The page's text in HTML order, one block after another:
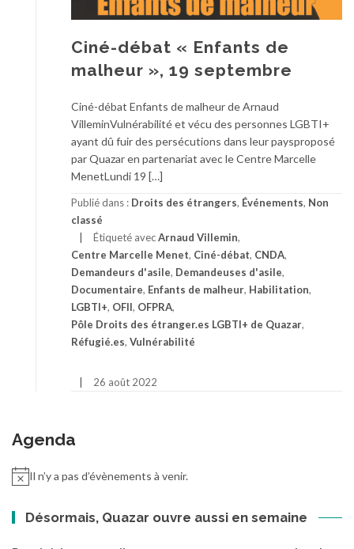
Ciné-débat « Enfants de
malheur », 19 septembre
Ciné-débat Enfants de malheur de Arnaud
VilleminVulnérabilité et vécu des personnes LGBTI+
ayant dû fuir des persécutions dans leur paysproposé
par Quazar en partenariat avec le Centre Marcelle
MenetLundi 19 […]
Publié dans : Droits des étrangers, Événements, Non
classé
Étiqueté avecArnaud Villemin,
Centre Marcelle Menet, Ciné-débat, CNDA,
Demandeurs d'asile, Demandeuses d'asile,
Documentaire, Enfants de malheur, Habilitation,
LGBTI+, OFII, OFPRA,
Pôle Droits des étranger.es LGBTI+ de Quazar,
Réfugié.es, Vulnérabilité
26 août 2022
Agenda
Il n’y a pas d’évènements à venir.
Désormais, Quazar ouvre aussi en semaine